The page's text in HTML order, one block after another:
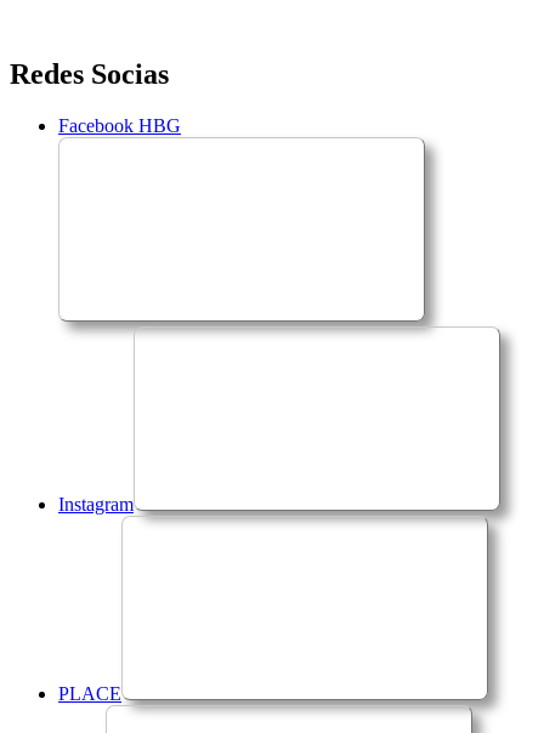
Saltar
para
conteúdo
Redes Socias
Facebook HBG
Instagram
PLACE